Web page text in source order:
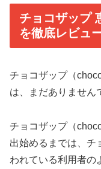
チョコザップ
を徹底レビュ
チョコザップ（
は、まだありません
チョコザップ（
出始めるまでは、チ
われている利用者の